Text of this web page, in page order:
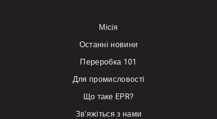
Місія
Останні новини
Переробка 101
Для промисловості
Що таке EPR?
Зв'яжіться з нами